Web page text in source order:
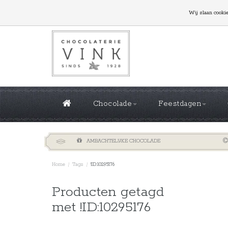
GROTE OPLAGES NODIG? NEEM CONTACT MET
Chocolade Feestdagen
AMBACHTELIJKE CHOCOLADE
Home / Tags / !ID:10295176
Producten getagd
met !ID:10295176
Wij slaan